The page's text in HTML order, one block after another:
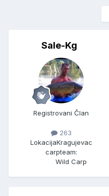
Sale-Kg
Registrovani Član
263
LokacijaKragujevac
carpteam:
Wild Carp